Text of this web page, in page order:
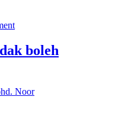
boleh
Noor